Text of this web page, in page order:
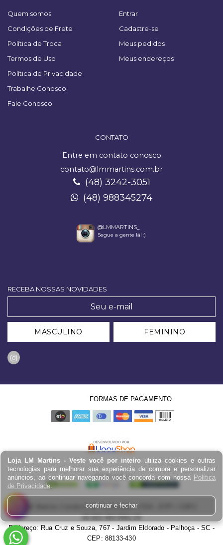
Loja LM Martins - Veste você por inteiro utiliza cookies e outras
tecnologias para melhorar sua experiência de compra e personalizar
anúncios, ao continuar navegando você concorda com nossa Política
de Privacidade.
continuar e fechar
Quem somos
Condições de Frete
Política de Troca
Termos de Uso
Política de Privacidade
Trabalhe Conosco
Fale Conosco
Entrar
Cadastre-se
Meus pedidos
Meus endereços
CONTATO
Entre em contato conosco
contato@lmmartins.com.br
(48) 3242-3051
(48) 988345274
@LMMARTINS_
Segue a gente lá! :)
RECEBA NOSSAS NOVIDADES
MASCULINO FEMININO
FORMAS DE PAGAMENTO:
LM Martins Comércio de Confecções LTDA - EPP / CNPJ:
03.823.403.0001-29
Endereço: Rua Cruz e Souza, 767 - Jardim Eldorado - Palhoça - SC -
CEP: 88133-430